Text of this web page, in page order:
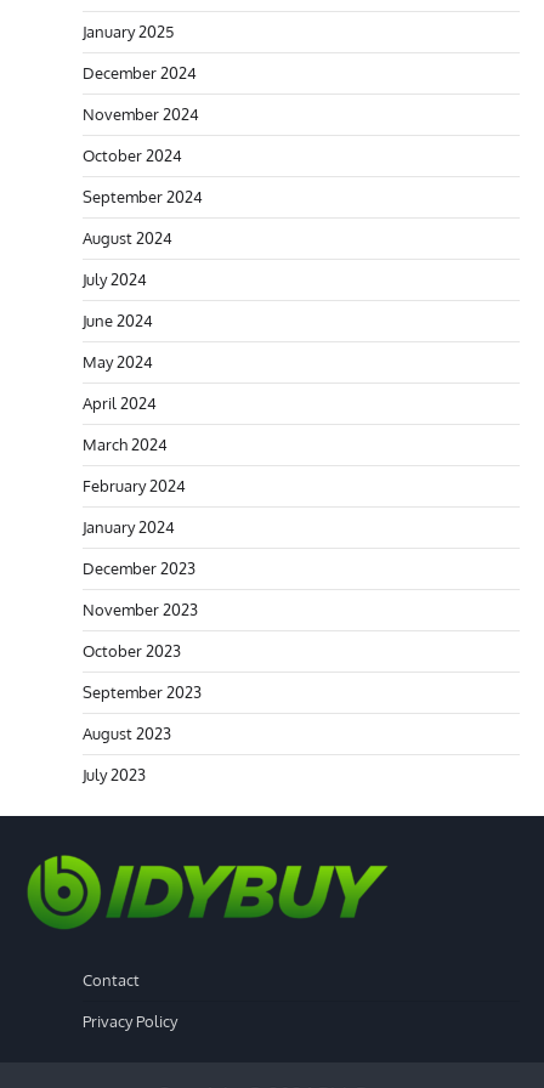
January 2025
December 2024
November 2024
October 2024
September 2024
August 2024
July 2024
June 2024
May 2024
April 2024
March 2024
February 2024
January 2024
December 2023
November 2023
October 2023
September 2023
August 2023
July 2023
Contact
Privacy Policy